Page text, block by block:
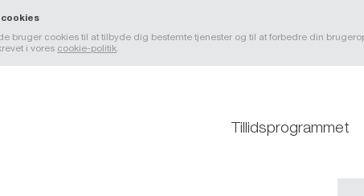
bruger cookies til at tilbyde dig bestemte tjenester og til at forbedre din
i vores cookie-politik.
Tillidsprogrammet